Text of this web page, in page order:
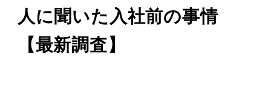
人に聞いた入社前の事情
【最新調査】